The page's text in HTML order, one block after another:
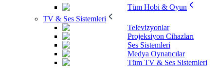
Tüm Hobi & Oyun
TV & Ses Sistemleri
Televizyonlar
Projeksiyon Cihazları
Ses Sistemleri
Medya Oynatıcılar
Tüm TV & Ses Sistemleri